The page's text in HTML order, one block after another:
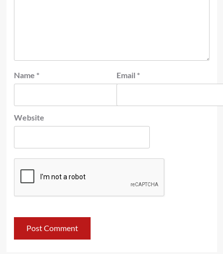
Name * Email *
Website